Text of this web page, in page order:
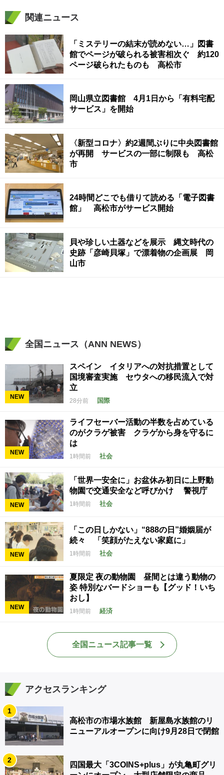
関連ニュース
「ミステリーの結末が読めない…」図書
館でページが破られる被害相次ぐ 約120
ページ破られたものも 高松市
岡山県立図書館 4月1日から「有料宅配
サービス」を開始
〈新型コロナ〉約2週間ぶりに中央図書館
が再開 サービスの一部に制限も 高松
市
24時間どこでも借りて読める「電子図書
館」 高松市がサービス開始
貝や珍しい土器などを展示 縄文時代の
史跡「彦崎貝塚」で漂着物の企画展 岡
山市
全国ニュース（ANN NEWS）
NEW
スペイン イタリアへの対抗措置として
国境審査実施 セウタへの移民流入で対
立
28分前 国際
NEW
ライフセーバー活動の半数を占めている
のがクラゲ被害 クラゲから身を守るに
は
1時間前 社会
NEW
「世界一安全に」お盆休み初日に上野動
物園で交通安全など呼びかけ 警視庁
1時間前 社会
NEW
「この日しかない」“888の日”婚姻届が
続々 「笑顔がたえない家庭に」
1時間前 社会
NEW
夏限定 夜の動物園 昼間とは違う動物の
姿 特別なバードショーも【グッド！いち
おし】
1時間前 経済
全国ニュース記事一覧
アクセスランキング
1
高松市の市場水族館 新屋島水族館のリ
ニューアルオープンに向け9月28日で閉館
2
四国最大「3COINS+plus」が丸亀町グリ